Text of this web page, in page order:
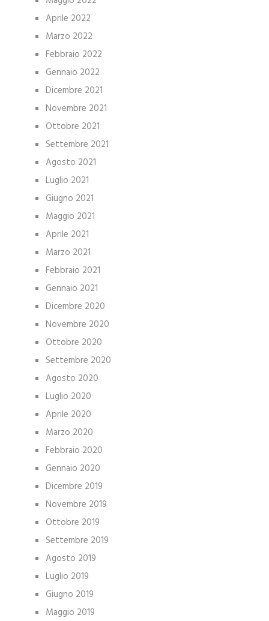
Aprile 2022
Marzo 2022
Febbraio 2022
Gennaio 2022
Dicembre 2021
Novembre 2021
Ottobre 2021
Settembre 2021
Agosto 2021
Luglio 2021
Giugno 2021
Maggio 2021
Aprile 2021
Marzo 2021
Febbraio 2021
Gennaio 2021
Dicembre 2020
Novembre 2020
Ottobre 2020
Settembre 2020
Agosto 2020
Luglio 2020
Aprile 2020
Marzo 2020
Febbraio 2020
Gennaio 2020
Dicembre 2019
Novembre 2019
Ottobre 2019
Settembre 2019
Agosto 2019
Luglio 2019
Giugno 2019
Maggio 2019